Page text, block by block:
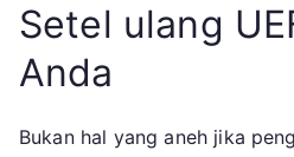
Setel ulang
Anda
Bukan hal yang aneh jika